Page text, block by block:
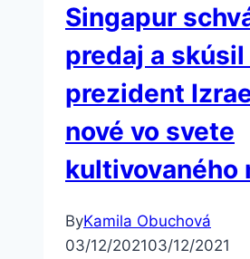
Singapur
predaj a skúsil
prezident
nové vo svete
kultivovaného
ByKamila Obuchová
03/12/202103/12/2021